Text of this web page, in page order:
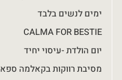
ימים לנשים בלבד
CALMA FOR BESTIE
יום הולדת -עיסוי יחיד
מסיבת רווקות בקאלמה ספא